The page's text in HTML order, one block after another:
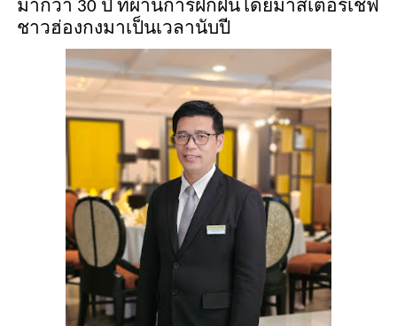
มากว่า 30 ปี ที่ผ่านการฝึกฝนโดยมาสเตอร์เชฟ
ชาวฮ่องกงมาเป็นเวลานับปี